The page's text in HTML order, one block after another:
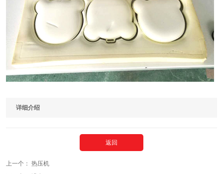
详细介绍
返回
上一个： 热压机